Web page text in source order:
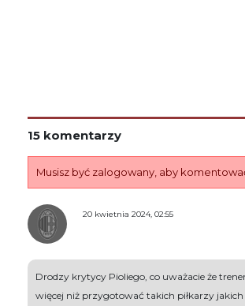
15 komentarzy
Musisz być zalogowany, aby
20 kwietnia 2024, 02:55
Drodzy krytycy Pioliego, co uważacie że
więcej niż przygotować takich piłkarzy